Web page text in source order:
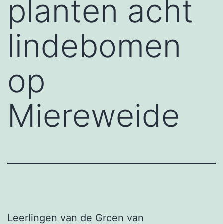
planten acht
lindebomen
op
Miereweide
Leerlingen van de Groen van